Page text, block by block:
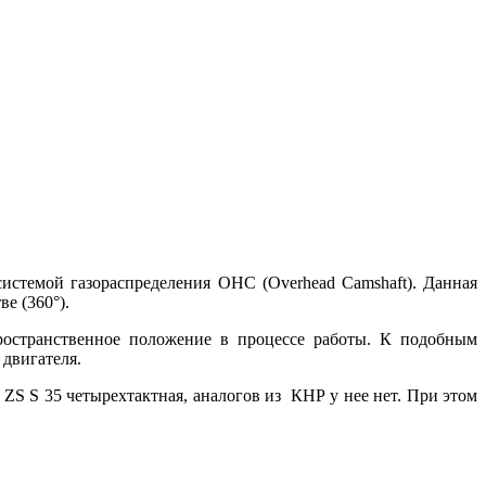
газораспределения OHC (Overhead Camshaft). Данная
(360°).
положение в процессе работы. К подобным
S 35 четырехтактная, аналогов из КНР у нее нет. При этом